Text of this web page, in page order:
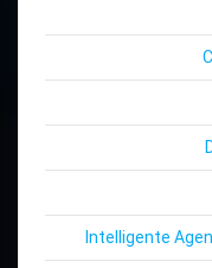
Intelligente